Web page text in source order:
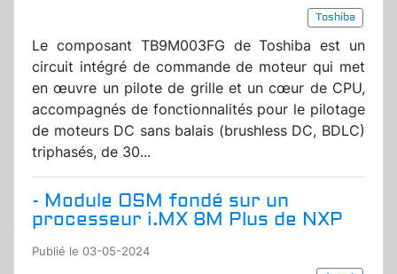
Toshiba
Le composant TB9M003FG de Toshiba est un
circuit intégré de commande de moteur qui met
en œuvre un pilote de grille et un cœur de CPU,
accompagnés de fonctionnalités pour le pilotage
de moteurs DC sans balais (brushless DC, BDLC)
triphasés, de 30...
- Module OSM fondé sur un
processeur i.MX 8M Plus de NXP
Publié le 03-05-2024